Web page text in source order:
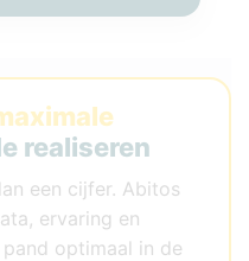
realiseren
een cijfer. Abitos
ervaring en
optimaal in de